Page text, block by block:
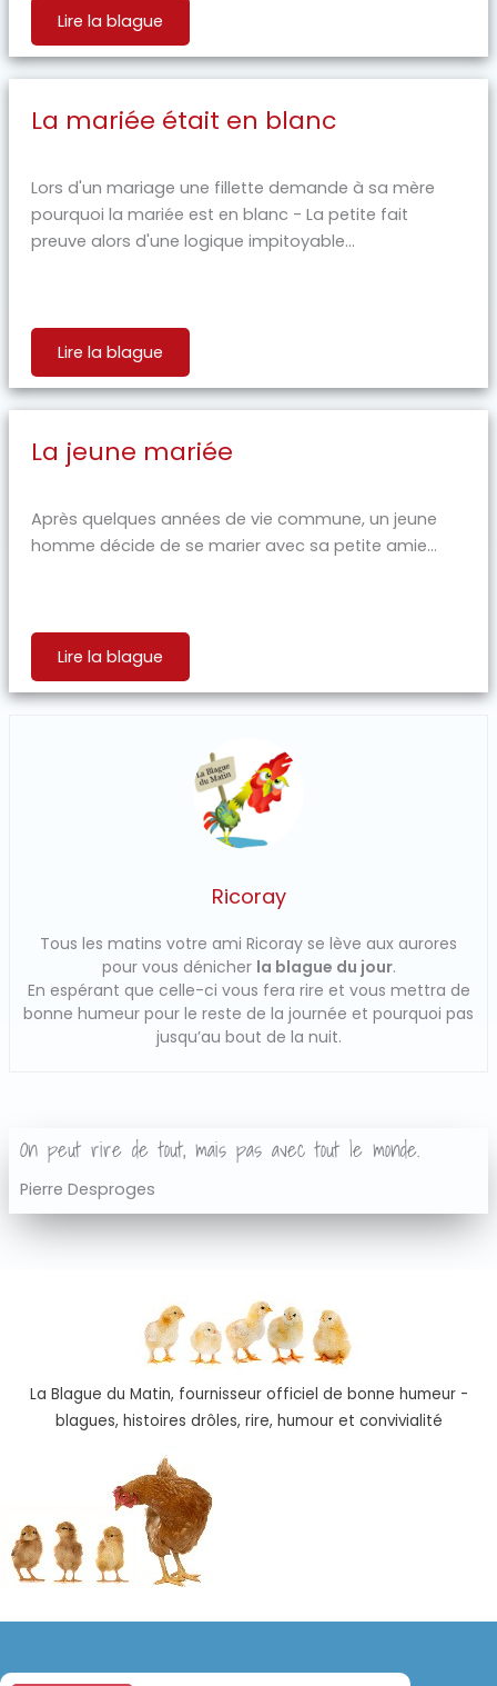
Lire la blague
La mariée était en blanc
Lors d'un mariage une fillette demande à sa mère
pourquoi la mariée est en blanc - La petite fait
preuve alors d'une logique impitoyable...
Lire la blague
La jeune mariée
Après quelques années de vie commune, un jeune
homme décide de se marier avec sa petite amie...
Lire la blague
Ricoray
Tous les matins votre ami Ricoray se lève aux aurores
pour vous dénicher la blague du jour.
En espérant que celle-ci vous fera rire et vous mettra de
bonne humeur pour le reste de la journée et pourquoi pas
jusqu’au bout de la nuit.
On peut rire de tout, mais pas avec tout le monde.
Pierre Desproges
La Blague du Matin, fournisseur officiel de bonne humeur -
blagues, histoires drôles, rire, humour et convivialité